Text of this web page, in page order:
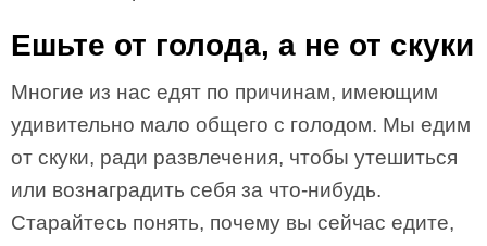
Ешьте от голода, а не от скуки
Многие из нас едят по причинам, имеющим
удивительно мало общего с голодом. Мы едим
от скуки, ради развлечения, чтобы утешиться
или вознаградить себя за что-нибудь.
Старайтесь понять, почему вы сейчас едите,